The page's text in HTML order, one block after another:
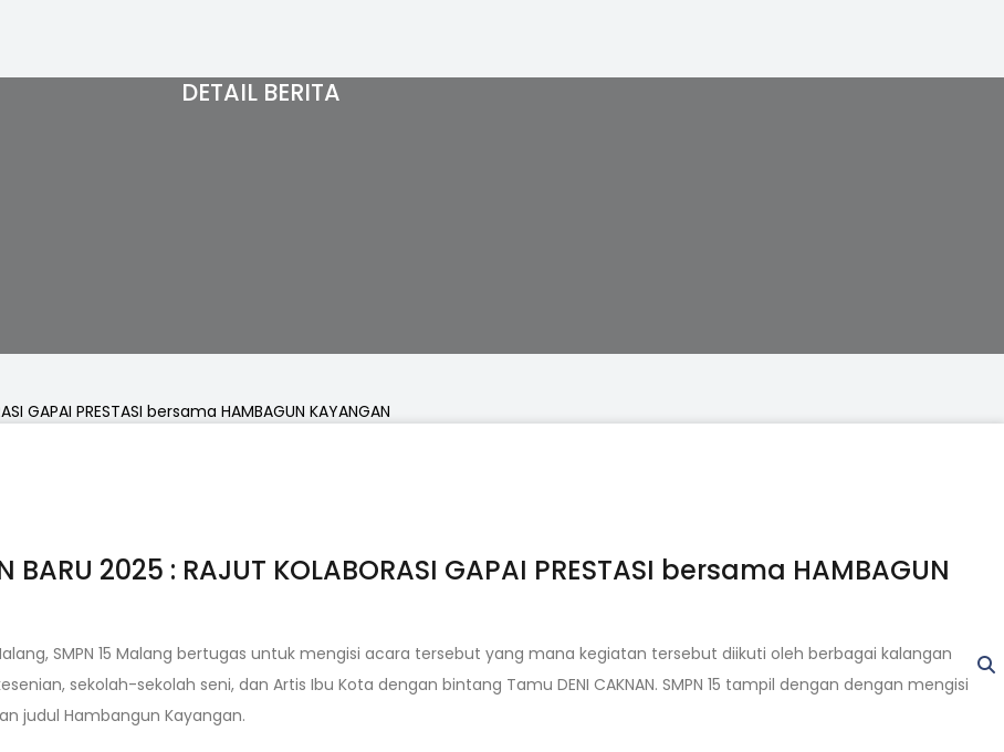
DETAIL BERITA
GAPAI PRESTASI bersama HAMBAGUN KAYANGAN
BARU 2025 : RAJUT KOLABORASI GAPAI PRESTASI bersama HAMBAGUN
SMPN 15 Malang bertugas untuk mengisi acara tersebut yang mana kegiatan tersebut diikuti oleh berbagai kalangan
sekolah-sekolah seni, dan Artis Ibu Kota dengan bintang Tamu DENI CAKNAN. SMPN 15 tampil dengan dengan mengisi
judul Hambangun Kayangan.